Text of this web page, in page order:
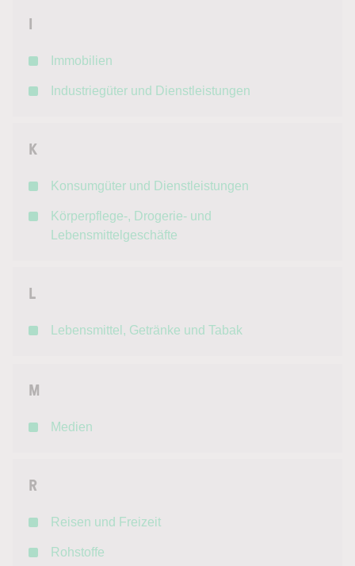
I
Immobilien
Industriegüter und Dienstleistungen
K
Konsumgüter und Dienstleistungen
Körperpflege-, Drogerie- und
Lebensmittelgeschäfte
L
Lebensmittel, Getränke und Tabak
M
Medien
R
Reisen und Freizeit
Rohstoffe